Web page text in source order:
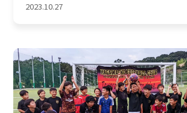
2023.10.27